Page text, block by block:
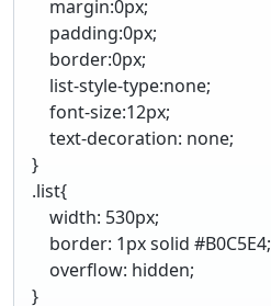
margin:0px;
padding:0px;
border:0px;
list-style-type:none;
font-size:12px;
text-decoration: none;
}
.list{
width: 530px;
border: 1px solid #B0C5E4;
overflow: hidden;
}